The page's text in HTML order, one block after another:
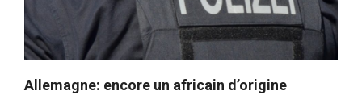
Allemagne: encore un africain d’origine